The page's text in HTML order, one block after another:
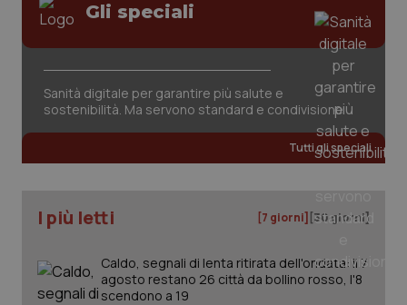
Gli speciali
Sanità digitale per garantire più salute e
sostenibilità. Ma servono standard e condivisione
Tutti gli speciali
I più letti [7 giorni] [30 giorni]
Caldo, segnali di lenta ritirata dell'ondata: il 7
agosto restano 26 città da bollino rosso, l'8
scendono a 19